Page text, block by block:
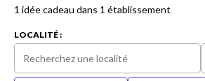
1 idée cadeau dans 1 établissement
LOCALITÉ :